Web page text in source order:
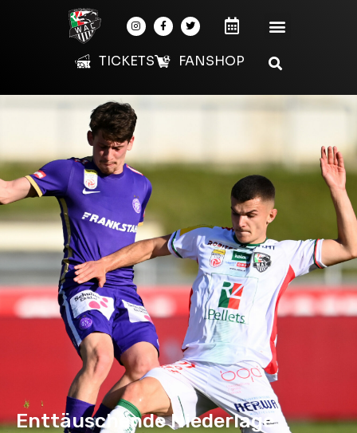
TICKETS FANSHOP
Enttäuschende Niederlage